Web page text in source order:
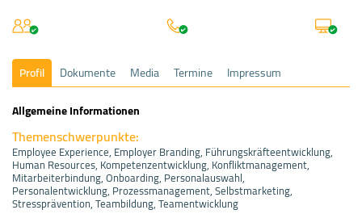
Profil Dokumente Media Termine
Impressum
Allgemeine Informationen
Themenschwerpunkte:
Employee Experience, Employer Branding, Führungskräfteentwicklung,
Human Resources, Kompetenzentwicklung, Konfliktmanagement,
Mitarbeiterbindung, Onboarding, Personalauswahl,
Personalentwicklung, Prozessmanagement, Selbstmarketing,
Stressprävention, Teambildung, Teamentwicklung